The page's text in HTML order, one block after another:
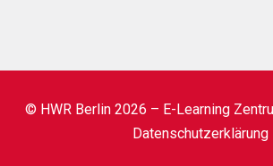
© HWR Berlin 2026 – E-Learning
Datenschutzerklärung